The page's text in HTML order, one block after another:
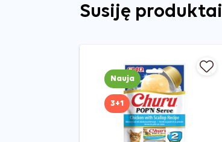
Susiję produktai
Nauja
3+1